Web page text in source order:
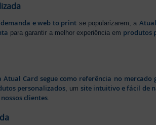
e web to print se popularizarem, a
para garantir a melhor experiência em produtos
Atual Card segue como referência no
personalizados , um site intuitivo e fácil de
clientes